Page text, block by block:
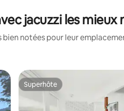
jacuzzi les mieux
notées pour leur
Superhôte
Superhôte